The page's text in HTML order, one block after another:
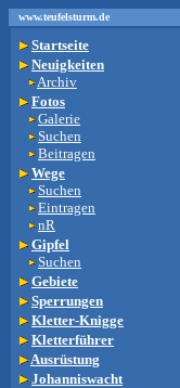
www.teufelsturm.de
Startseite
Neuigkeiten
Archiv
Fotos
Galerie
Suchen
Beitragen
Wege
Suchen
Eintragen
nR
Gipfel
Suchen
Gebiete
Sperrungen
Kletter-Knigge
Kletterführer
Ausrüstung
Johanniswacht